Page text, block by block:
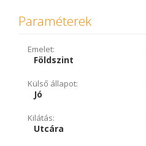
Paraméterek
Emelet:
Földszint
Külső állapot:
Jó
Kilátás:
Utcára